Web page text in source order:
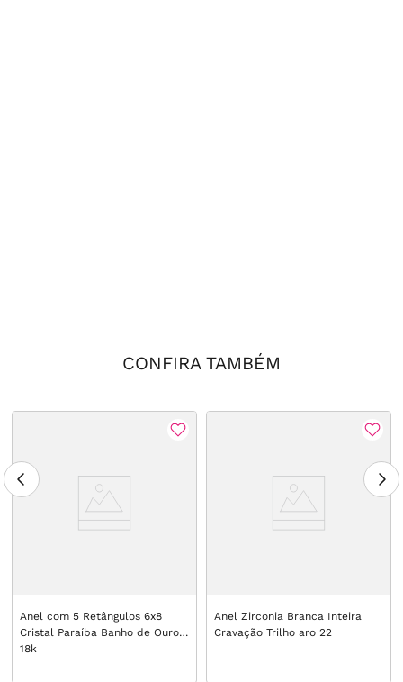
CONFIRA TAMBÉM
Anel com 5 Retângulos 6x8
Cristal Paraíba Banho de Ouro
18k
Anel Zirconia Branca Inteira
Cravação Trilho aro 22